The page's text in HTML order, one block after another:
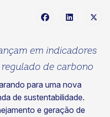
em indicadores
regulado de carbono
para uma nova
de sustentabilidade.
e geração de